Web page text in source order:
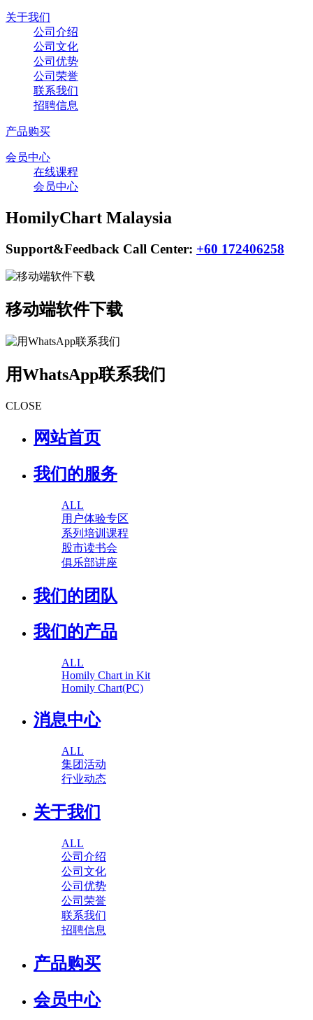
关于我们
公司介绍
公司文化
公司优势
公司荣誉
联系我们
招聘信息
产品购买
会员中心
在线课程
会员中心
HomilyChart Malaysia
Support&Feedback Call Center: +60 172406258
移动端软件下载
用WhatsApp联系我们
CLOSE
网站首页
我们的服务
ALL
用户体验专区
系列培训课程
股市读书会
俱乐部讲座
我们的团队
我们的产品
ALL
Homily Chart in Kit
Homily Chart(PC)
消息中心
ALL
集团活动
行业动态
关于我们
ALL
公司介绍
公司文化
公司优势
公司荣誉
联系我们
招聘信息
产品购买
会员中心